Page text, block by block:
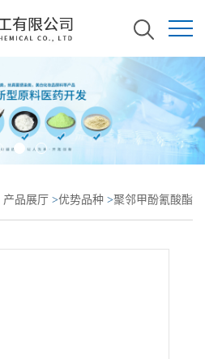
产品展厅 >优势品种 >聚邻甲酚氰酸酯